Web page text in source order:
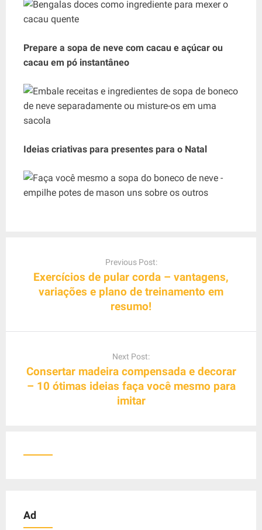
Prepare a sopa de neve com cacau e açúcar ou
cacau em pó instantâneo
Ideias criativas para presentes para o Natal
v
Previous Post:
Exercícios de pular corda – vantagens,
variações e plano de treinamento em
resumo!
Next Post:
Consertar madeira compensada e decorar
– 10 ótimas ideias faça você mesmo para
imitar
Ad